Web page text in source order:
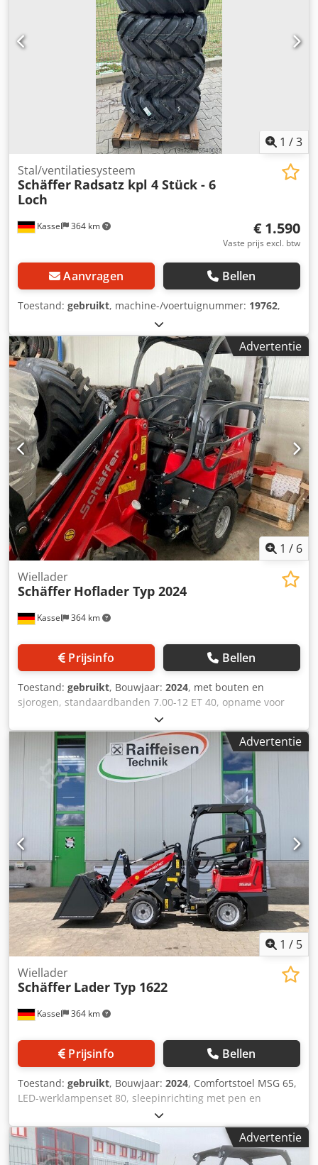
1 /3
Kassel 364 km
Stal/ventilatiesysteem
Schäffer Radsatz kpl 4 Stück - 6
Loch
€ 1.590
Vaste prijs excl. btw
Aanvragen Bellen
Toestand: gebruikt, machine-/voertuignummer: 19762,
Advertentie
1 / 6
Kassel 364 km
Wiellader
Schäffer Hoflader Typ 2024
Prijsinfo Bellen
Toestand: gebruikt, Bouwjaar: 2024, met bouten en
sjorogen, standaardbanden 7.00-12 ET 40, opname voor
Hoflader-WS SWH / type SWH, hydraulische vergrendeling
dubbelwerkend met ROPS-veiligheidsdak, Kubota
dieselmotor / D1105, hydraulische werktuigvergrendeling,
contragewicht 73 kg, LED werklamp / achteraan
Dcodpstpgr Ijfx Ab Rjk
Advertentie
1 / 5
Kassel 364 km
Wiellader
Schäffer Lader Typ 1622
Prijsinfo Bellen
Toestand: gebruikt, Bouwjaar: 2024, Comfortstoel MSG 65,
LED-werklampenset 80, sleepinrichting met pen en
sjorogen, standaardbanden 23x8.50-12 AS, ET 60
aanbouwframe / yard loader-werktuigopname type SWH
hydraulische lichtgoedschep mini, hoekig 0,90 m, 315 l met
bestuurdersbeschermdak K Dodpfstvf Rdex Ab Rsck
Advertentie